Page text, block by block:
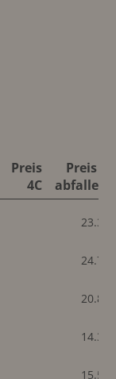
Preis
4C
Preis 4C
abfallend
23.300
24.700
20.800
14.300
15.500